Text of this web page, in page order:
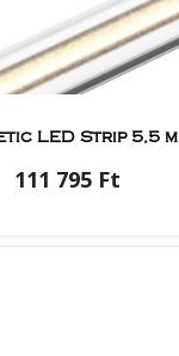
LED Strip 5,5 m
111 795 Ft